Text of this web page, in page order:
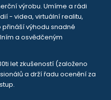
výrobu. Umíme a rádi
- videa, virtuální realitu,
přináší výhodu snadné
a osvědčeným
let zkušeností (založeno
a drží řadu ocenění za